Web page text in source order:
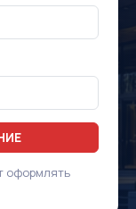
оформлять